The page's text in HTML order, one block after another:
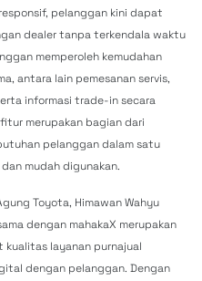
pelanggan kini dapat
dealer tanpa terkendala waktu
memperoleh kemudahan
antara lain pemesanan servis,
informasi trade-in secara
merupakan bagian dari
pelanggan dalam satu
mudah digunakan.
Toyota, Himawan Wahyu
dengan mahakaX merupakan
kualitas layanan purnajual
dengan pelanggan. Dengan